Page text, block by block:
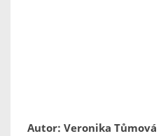
Autor: Veronika Tůmová